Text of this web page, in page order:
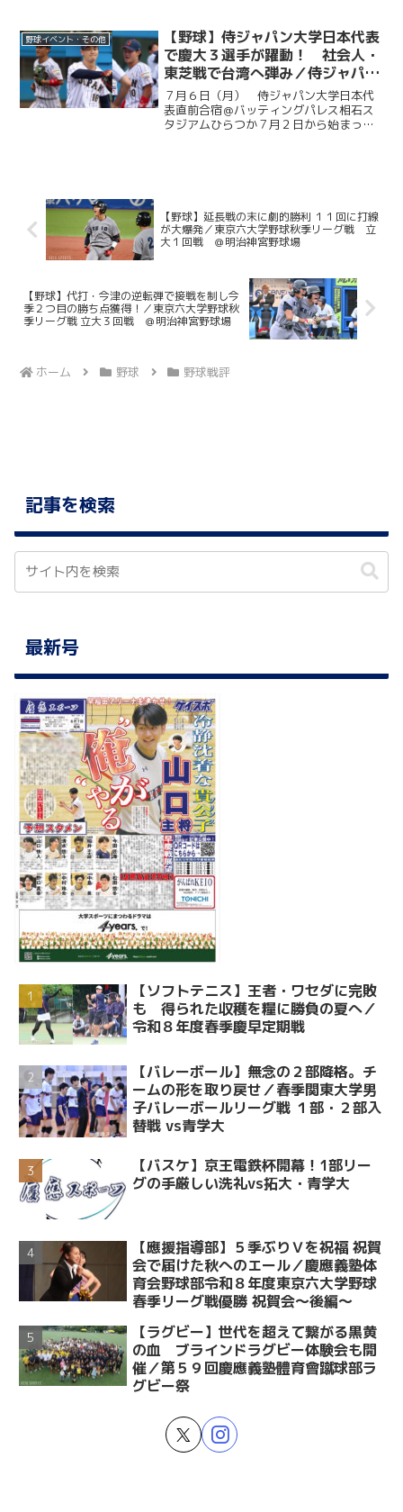
に２度追い付く粘りを見せると、１点ビ...
野球イベント・その他
【野球】侍ジャパン大学日本代表
で慶大３選手が躍動！ 社会人・
東芝戦で台湾へ弾み／侍ジャパン
大学日本代表直前合宿５日目
７月６日（月） 侍ジャパン大学日本代
表直前合宿＠バッティングパレス相石ス
タジアムひらつか７月２日から始まった
【野球】延長戦の末に劇的勝利 １１回に打線
が大爆発／東京六大学野球秋季リーグ戦 立
大１回戦 ＠明治神宮野球場
【野球】代打・今津の逆転弾で接戦を制し今
季２つ目の勝ち点獲得！／東京六大学野球秋
季リーグ戦 立大３回戦 ＠明治神宮野球場
ホーム 野球 野球戦評
記事を検索
最新号
【ソフトテニス】王者・ワセダに完敗
も 得られた収穫を糧に勝負の夏へ／
令和８年度春季慶早定期戦
【バレーボール】無念の２部降格。チ
ームの形を取り戻せ／春季関東大学男
子バレーボールリーグ戦 １部・２部入
替戦 vs青学大
【バスケ】京王電鉄杯開幕！1部リー
グの手厳しい洗礼vs拓大・青学大
【應援指導部】５季ぶりＶを祝福 祝賀
会で届けた秋へのエール／慶應義塾体
育会野球部令和８年度東京六大学野球
春季リーグ戦優勝 祝賀会～後編～
【ラグビー】世代を超えて繋がる黒黄
の血 ブラインドラグビー体験会も開
催／第５９回慶應義塾體育會蹴球部ラ
グビー祭